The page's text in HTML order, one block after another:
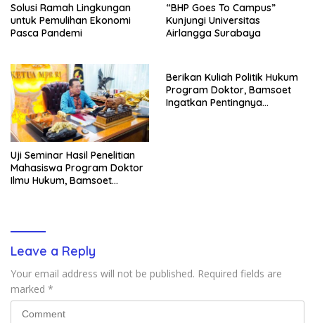
Solusi Ramah Lingkungan
untuk Pemulihan Ekonomi
Pasca Pandemi
“BHP Goes To Campus”
Kunjungi Universitas
Airlangga Surabaya
Uji Seminar Hasil Penelitian
Mahasiswa Program Doktor
Ilmu Hukum, Bamsoet
Berikan Kuliah Politik Hukum
Program Doktor, Bamsoet
Ingatkan Pentingnya
Leave a Reply
Your email address will not be published. Required fields are
marked *